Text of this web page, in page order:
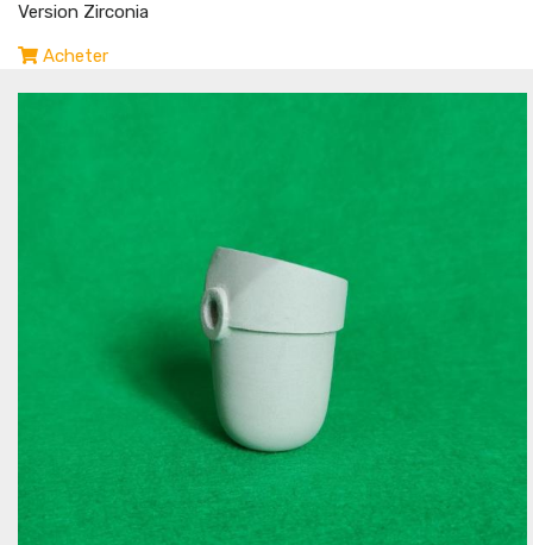
Version Zirconia
Acheter